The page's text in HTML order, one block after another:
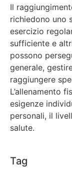
Il
richiedono uno
esercizio
sufficiente e
possono
generale,
raggiungere
L’allenamento
esigenze
personali, il
salute.
Tag